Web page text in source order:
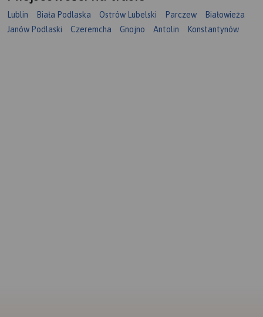
Lublin Biała Podlaska Ostrów Lubelski Parczew
Białowieża
Janów Podlaski
Czeremcha Gnojno Antolin Konstantynów